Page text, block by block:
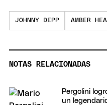
JOHNNY DEPP AMBER
NOTAS RELACIONADAS
Pergolini
un